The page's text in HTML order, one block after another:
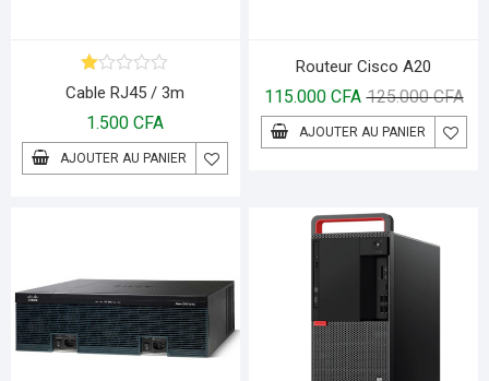
N
ot
e
00
Cable RJ45 / 3m
1.500CFA
AJOUTER AU PANIER
Routeur Cisco A20
125.000CFA
115.000 CFA
AJOUTER AU PANIER